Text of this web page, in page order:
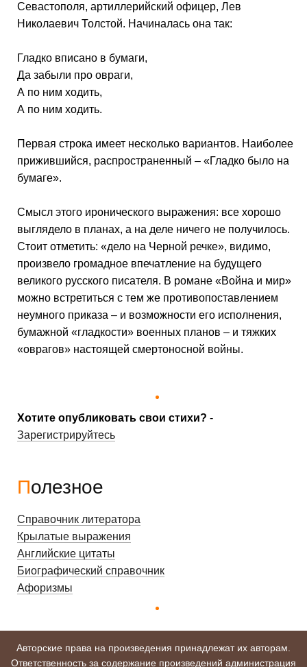
Хотите опубликовать свои стихи? -
Зарегистрируйтесь
Севастополя, артиллерийский офицер, Лев
Николаевич Толстой. Начиналась она так:
Гладко вписано в бумаги,
Да забыли про овраги,
А по ним ходить,
А по ним ходить.
Первая строка имеет несколько вариантов. Наиболее
прижившийся, распространенный – «Гладко было на
бумаге».
Смысл этого иронического выражения: все хорошо
выглядело в планах, а на деле ничего не получилось.
Стоит отметить: «дело на Черной речке», видимо,
произвело громадное впечатление на будущего
великого русского писателя. В романе «Война и мир»
можно встретиться с тем же противопоставлением
неумного приказа – и возможности его исполнения,
бумажной «гладкости» военных планов – и тяжких
«оврагов» настоящей смертоносной войны.
Полезное
Справочник литератора
Крылатые выражения
Английские цитаты
Биографический справочник
Афоризмы
Авторские права на произведения принадлежат их авторам.
Ответственность за содержание произведений администрация